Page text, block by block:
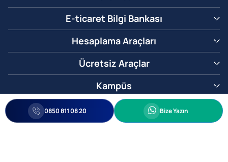
E-ticaret Bilgi Bankası
Hesaplama Araçları
Ücretsiz Araçlar
Kampüs
0850 811 08 20 Whatsapp
Bize Yazın
0850 811 08 20